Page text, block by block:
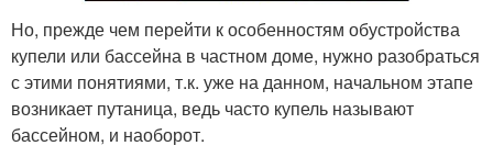
Но, прежде чем перейти к особенностям обустройства
купели или бассейна в частном доме, нужно разобраться
с этими понятиями, т.к. уже на данном, начальном этапе
возникает путаница, ведь часто купель называют
бассейном, и наоборот.